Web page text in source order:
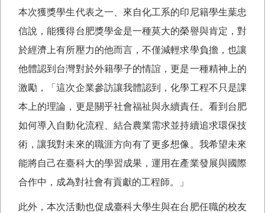
本次獲獎學生代表之一、來自化工系的印尼籍學生葉忠
信說，能獲得台肥獎學金是一種莫大的榮譽與肯定，對
於經濟上有所壓力的他而言，不僅減輕求學負擔，也讓
他體認到台灣對於外籍學子的情誼，更是一種精神上的
激勵，「這次企業參訪讓我體認到，化學工程不只是課
本上的理論，更是關乎社會福祉與永續責任。看到台肥
如何導入自動化流程、結合農業需求並持續追求環保技
術，讓我對未來的職涯方向有了更多想像。我希望未來
能將自己在臺科大的學習成果，運用在產業發展與國際
合作中，成為對社會有貢獻的工程師。」
此外，本次活動也促成臺科大學生與在台肥任職的校友